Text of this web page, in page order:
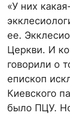
«У них
ее.
Церкви. И
говорили о
епископ
Киевского
было ПЦУ.